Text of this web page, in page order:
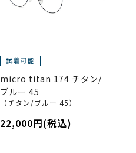
micro titan 174 チタン/
ブルー 45
（チタン/ブルー 45）
22,000円(税込)